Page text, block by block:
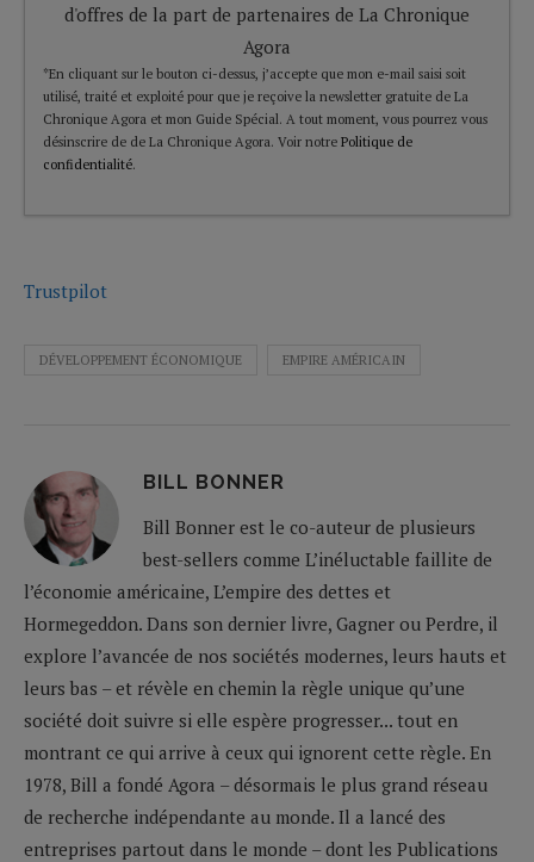
d'offres de la part de partenaires de La Chronique
Agora
*En cliquant sur le bouton ci-dessus, j’accepte que mon e-mail saisi soit
utilisé, traité et exploité pour que je reçoive la newsletter gratuite de La
Chronique Agora et mon Guide Spécial. A tout moment, vous pourrez vous
désinscrire de de La Chronique Agora. Voir notre Politique de
confidentialité.
Trustpilot
DÉVELOPPEMENT ÉCONOMIQUE EMPIRE AMÉRICAIN
BILL BONNER
Bill Bonner est le co-auteur de plusieurs
best-sellers comme L’inéluctable faillite de
l’économie américaine, L’empire des dettes et
Hormegeddon. Dans son dernier livre, Gagner ou Perdre, il
explore l’avancée de nos sociétés modernes, leurs hauts et
leurs bas – et révèle en chemin la règle unique qu’une
société doit suivre si elle espère progresser... tout en
montrant ce qui arrive à ceux qui ignorent cette règle. En
1978, Bill a fondé Agora – désormais le plus grand réseau
de recherche indépendante au monde. Il a lancé des
entreprises partout dans le monde – dont les Publications